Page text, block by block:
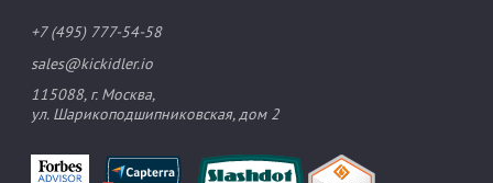
+7 (495) 777-54-58
sales@kickidler.io
115088, г. Москва,
ул. Шарикоподшипниковская, дом 2